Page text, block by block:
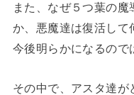
また、なぜ５つ葉の
か、悪魔達は復活して
今後明らかになるので
その中で、アスタ達